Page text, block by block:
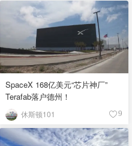
SpaceX 168亿美元“芯片神厂”
Terafab落户德州！
休斯顿101 9